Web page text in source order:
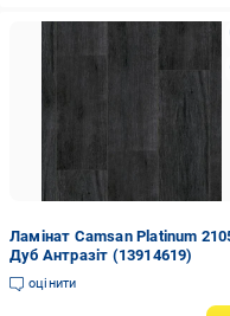
Ламінат Camsan Platinum
Дуб Антразіт (13914619)
оцінити